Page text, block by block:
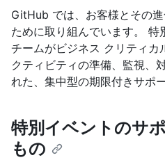
GitHub では、お客様とその
ために取り組んでいます。 特
チームがビジネス クリティカ
クティビティの準備、監視、
れた、集中型の期限付きサポ
特別イベントのサ
もの